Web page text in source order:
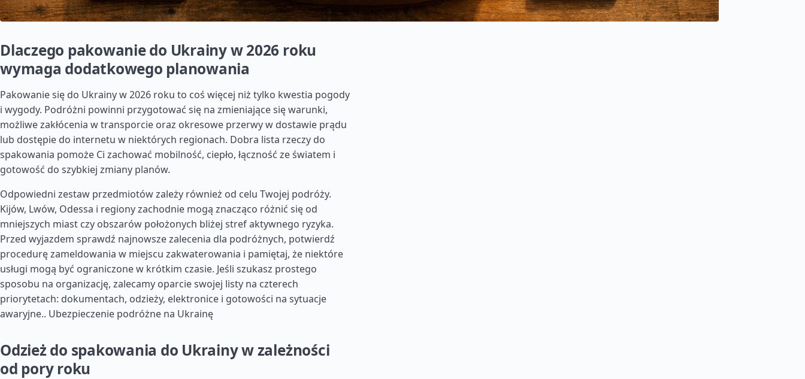
Dlaczego pakowanie do Ukrainy w 2026 roku
wymaga dodatkowego planowania
Pakowanie się do Ukrainy w 2026 roku to coś więcej niż tylko kwestia pogody
i wygody. Podróżni powinni przygotować się na zmieniające się warunki,
możliwe zakłócenia w transporcie oraz okresowe przerwy w dostawie prądu
lub dostępie do internetu w niektórych regionach. Dobra lista rzeczy do
spakowania pomoże Ci zachować mobilność, ciepło, łączność ze światem i
gotowość do szybkiej zmiany planów.
Odpowiedni zestaw przedmiotów zależy również od celu Twojej podróży.
Kijów, Lwów, Odessa i regiony zachodnie mogą znacząco różnić się od
mniejszych miast czy obszarów położonych bliżej stref aktywnego ryzyka.
Przed wyjazdem sprawdź najnowsze zalecenia dla podróżnych, potwierdź
procedurę zameldowania w miejscu zakwaterowania i pamiętaj, że niektóre
usługi mogą być ograniczone w krótkim czasie. Jeśli szukasz prostego
sposobu na organizację, zalecamy oparcie swojej listy na czterech
priorytetach: dokumentach, odzieży, elektronice i gotowości na sytuacje
awaryjne.. Ubezpieczenie podróżne na Ukrainę
Odzież do spakowania do Ukrainy w zależności
od pory roku